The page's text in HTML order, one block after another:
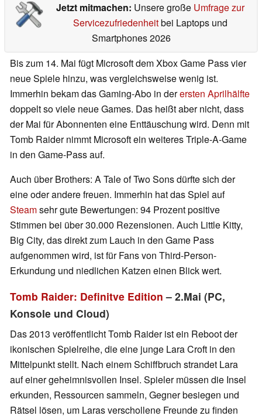
Jetzt mitmachen: Unsere große Umfrage zur
Servicezufriedenheitbei Laptops und
Smartphones 2026
Bis zum 14. Mai fügt Microsoft dem Xbox Game Pass vier
neue Spiele hinzu, was vergleichsweise wenig ist.
Immerhin bekam das Gaming-Abo in derersten Aprilhälfte
doppelt so viele neue Games. Das heißt aber nicht, dass
der Mai für Abonnenten eine Enttäuschung wird. Denn mit
Tomb Raider nimmt Microsoft ein weiteres Triple-A-Game
in den Game-Pass auf.
Auch über Brothers: A Tale of Two Sons dürfte sich der
eine oder andere freuen. Immerhin hat das Spiel auf
Steamsehr gute Bewertungen: 94 Prozent positive
Stimmen bei über 30.000 Rezensionen. Auch Little Kitty,
Big City, das direkt zum Lauch in den Game Pass
aufgenommen wird, ist für Fans von Third-Person-
Erkundung und niedlichen Katzen einen Blick wert.
Tomb Raider: Definitve Edition – 2.Mai (PC,
Konsole und Cloud)
Das 2013 veröffentlicht Tomb Raider ist ein Reboot der
ikonischen Spielreihe, die eine junge Lara Croft in den
Mittelpunkt stellt. Nach einem Schiffbruch strandet Lara
auf einer geheimnisvollen Insel. Spieler müssen die Insel
erkunden, Ressourcen sammeln, Gegner besiegen und
Rätsel lösen, um Laras verschollene Freunde zu finden